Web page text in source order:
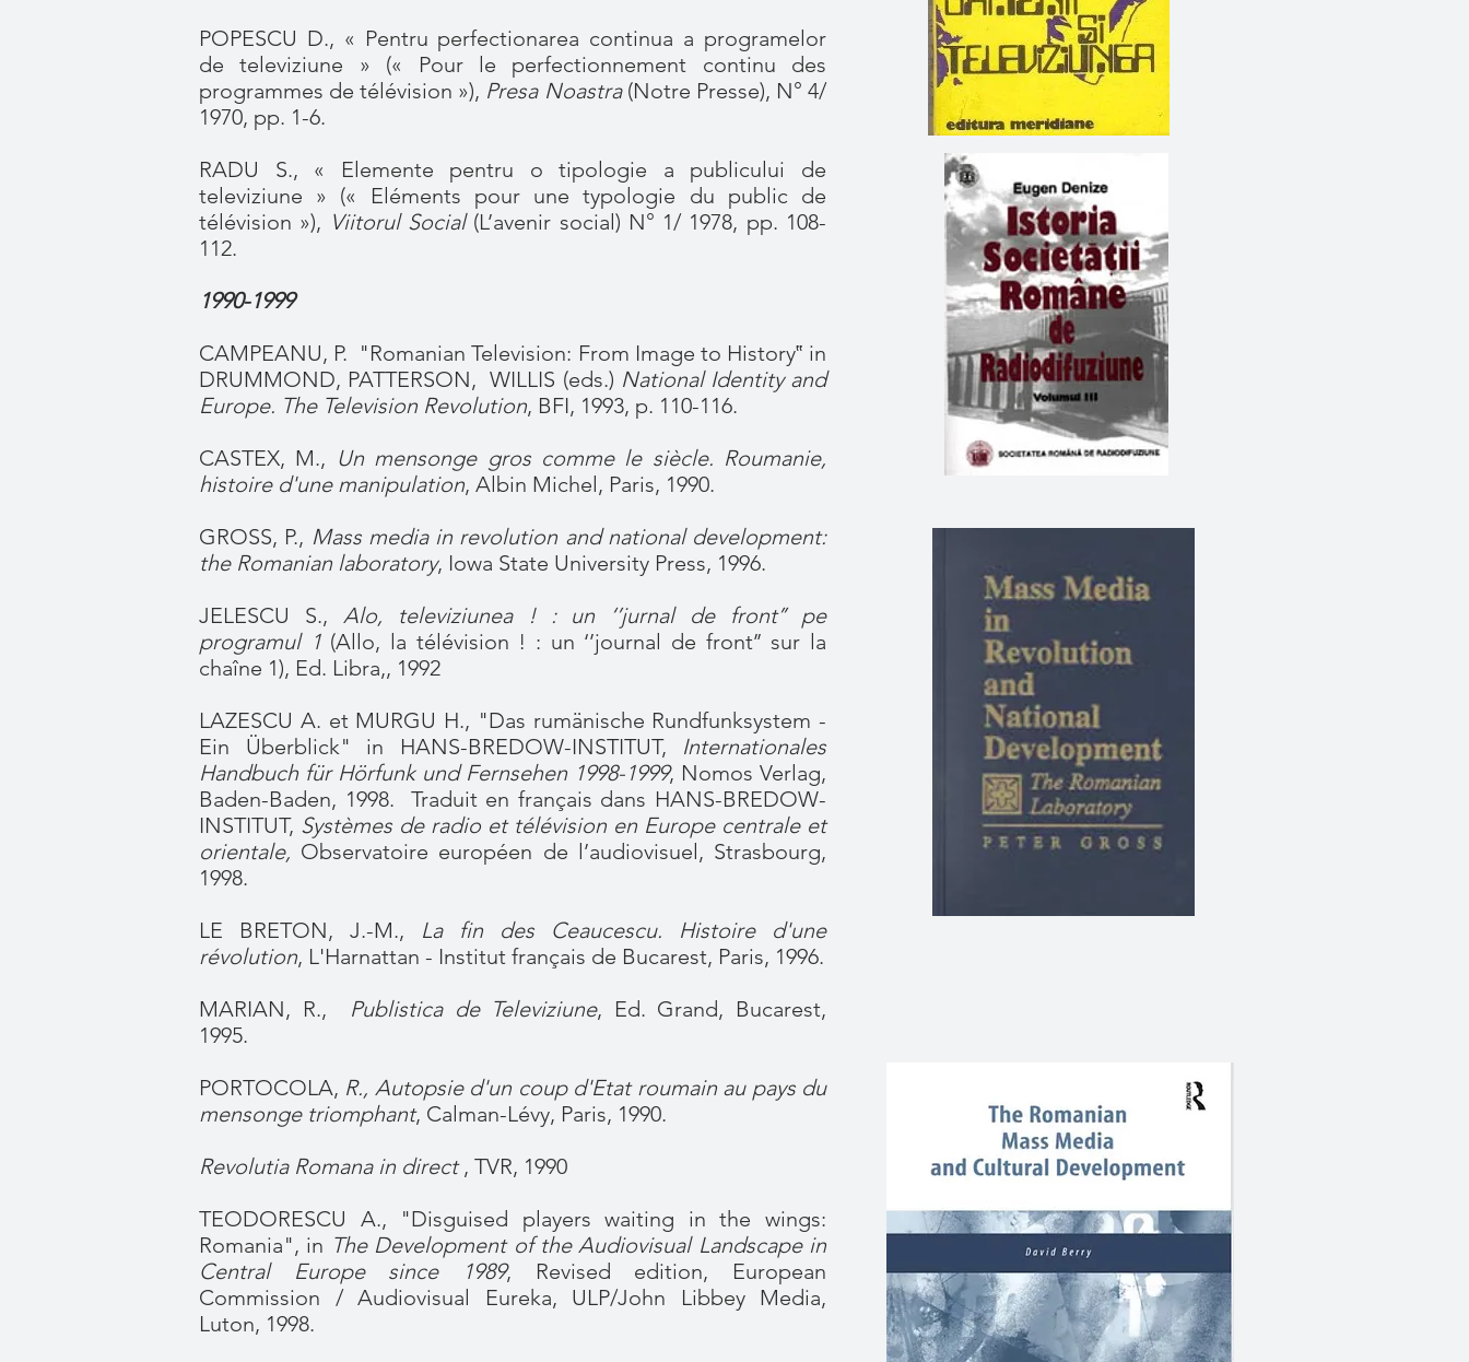
POPESCU D., « Pentru perfectionarea continua a programelor
de televiziune » (« Pour le perfectionnement continu des
programmes de télévision »), Presa Noastra (Notre Presse), N° 4/
1970, pp. 1-6.
RADU S., « Elemente pentru o tipologie a publicului de
televiziune » (« Eléments pour une typologie du public de
télévision »), Viitorul Social (L’avenir social) N° 1/ 1978, pp. 108-
112.
1990-1999
CAMPEANU, P. "Romanian Television: From Image to History‟ in
DRUMMOND, PATTERSON, WILLIS (eds.) National Identity and
Europe. The Television Revolution, BFI, 1993, p. 110-116.
CASTEX, M., Un mensonge gros comme le siècle. Roumanie,
histoire d'une manipulation, Albin Michel, Paris, 1990.
GROSS, P., Mass media in revolution and national development:
the Romanian laboratory, Iowa State University Press, 1996.
JELESCU S., Alo, televiziunea ! : un ‘’jurnal de front’’ pe
programul 1(Allo, la télévision ! : un ‘’journal de front’’ sur la
chaîne 1), Ed. Libra,, 1992
LAZESCU A. et MURGU H., "Das rumänische Rundfunksystem -
Ein Überblick" in HANS-BREDOW-INSTITUT, Internationales
Handbuch für Hörfunk und Fernsehen 1998-1999, Nomos Verlag,
Baden-Baden, 1998. Traduit en français dans HANS-BREDOW-
INSTITUT, Systèmes de radio et télévision en Europe centrale et
orientale, Observatoire européen de l’audiovisuel, Strasbourg,
1998.
LE BRETON, J.-M., La fin des Ceaucescu. Histoire d'une
révolution, L'Harnattan - Institut français de Bucarest, Paris, 1996.
MARIAN, R., Publistica de Televiziune, Ed. Grand, Bucarest,
1995.
PORTOCOLA, R., Autopsie d'un coup d'Etat roumain au pays du
mensonge triomphant, Calman-Lévy, Paris, 1990.
Revolutia Romana in direct, TVR, 1990
TEODORESCU A., "Disguised players waiting in the wings:
Romania", in The Development of the Audiovisual Landscape in
Central Europe since 1989, Revised edition, European
Commission / Audiovisual Eureka, ULP/John Libbey Media,
Luton, 1998.